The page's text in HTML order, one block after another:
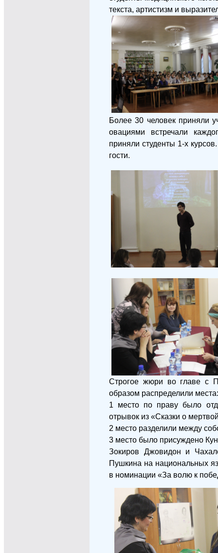
текста, артистизм и
Более 30 человек приняли
овациями встречали
приняли студенты 1-х
гости.
Строгое жюри во главе с
образом распределили места:
1 место по праву было
отрывок из «Сказки о
2 место разделили между
3 место было присуждено
Зокиров Джовидон и
Пушкина на национальных
в номинации «За волю к